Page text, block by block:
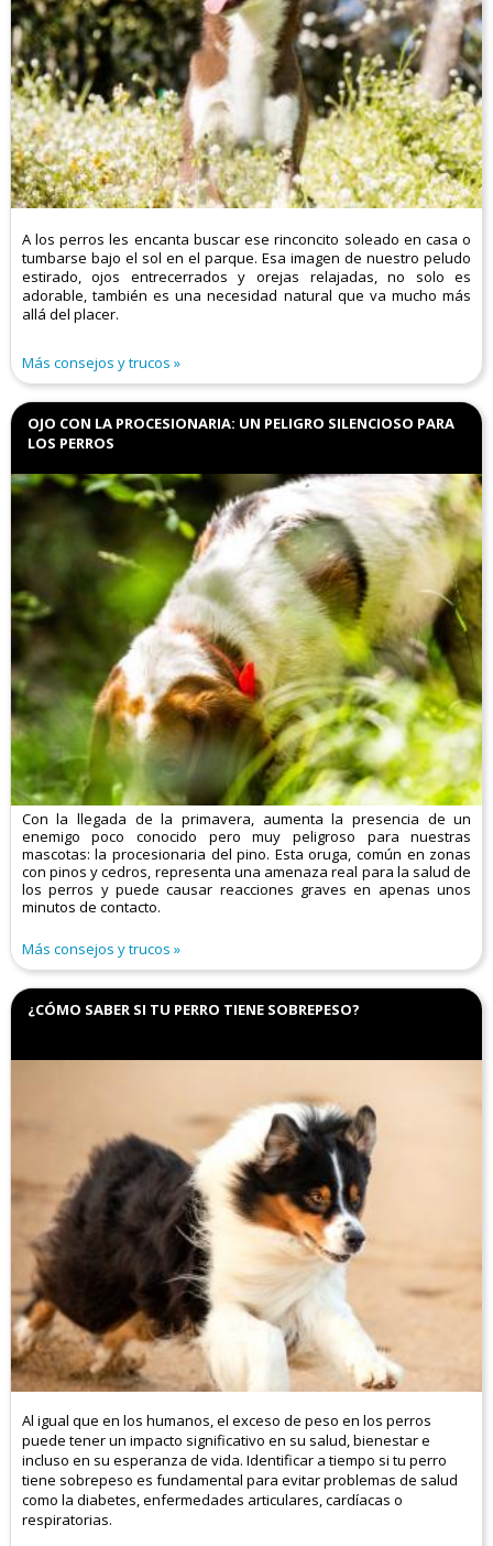
A los perros les encanta buscar ese rinconcito soleado en casa o
tumbarse bajo el sol en el parque. Esa imagen de nuestro peludo
estirado, ojos entrecerrados y orejas relajadas, no solo es
adorable, también es una necesidad natural que va mucho más
allá del placer.
Más consejos y trucos
OJO CON LA PROCESIONARIA: UN PELIGRO SILENCIOSO PARA
LOS PERROS
Con la llegada de la primavera, aumenta la presencia de un
enemigo poco conocido pero muy peligroso para nuestras
mascotas: la procesionaria del pino. Esta oruga, común en zonas
con pinos y cedros, representa una amenaza real para la salud de
los perros y puede causar reacciones graves en apenas unos
minutos de contacto.
Más consejos y trucos
¿CÓMO SABER SI TU PERRO TIENE SOBREPESO?
Al igual que en los humanos, el exceso de peso en los perros
puede tener un impacto significativo en su salud, bienestar e
incluso en su esperanza de vida. Identificar a tiempo si tu perro
tiene sobrepeso es fundamental para evitar problemas de salud
como la diabetes, enfermedades articulares, cardíacas o
respiratorias.